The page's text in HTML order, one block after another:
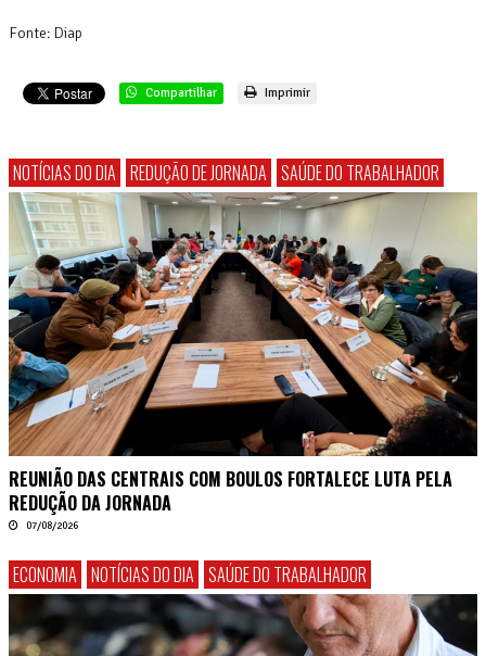
Fonte: Diap
Compartilhar Imprimir
NOTÍCIAS DO DIA REDUÇÃO DE JORNADA SAÚDE DO TRABALHADOR
REUNIÃO DAS CENTRAIS COM BOULOS FORTALECE LUTA PELA
REDUÇÃO DA JORNADA
07/08/2026
ECONOMIA NOTÍCIAS DO DIA SAÚDE DO TRABALHADOR